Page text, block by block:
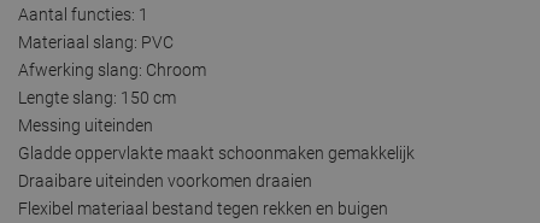
Aantal functies: 1
Materiaal slang: PVC
Afwerking slang: Chroom
Lengte slang: 150 cm
Messing uiteinden
Gladde oppervlakte maakt schoonmaken gemakkelijk
Draaibare uiteinden voorkomen draaien
Flexibel materiaal bestand tegen rekken en buigen